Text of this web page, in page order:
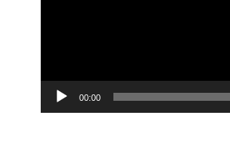
00:00